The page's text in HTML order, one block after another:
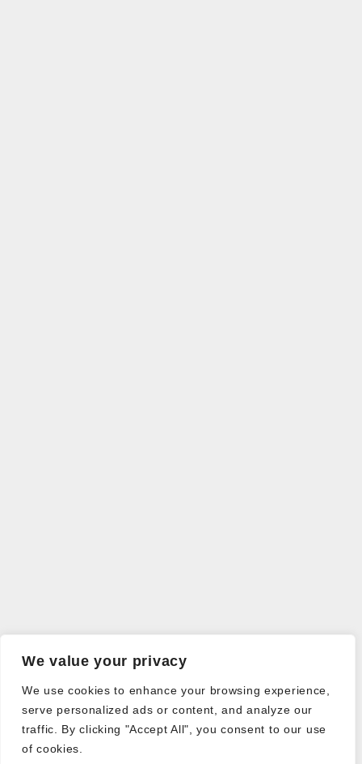
We value your privacy
We use cookies to enhance your browsing experience,
serve personalized ads or content, and analyze our
traffic. By clicking "Accept All", you consent to our use
of cookies.